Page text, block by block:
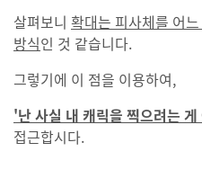
살펴보니 확대는 피사체를 어
방식인 것 같습니다.
그렇기에 이 점을 이용하여,
'난 사실 내 캐릭을 찍으려는
접근합시다.